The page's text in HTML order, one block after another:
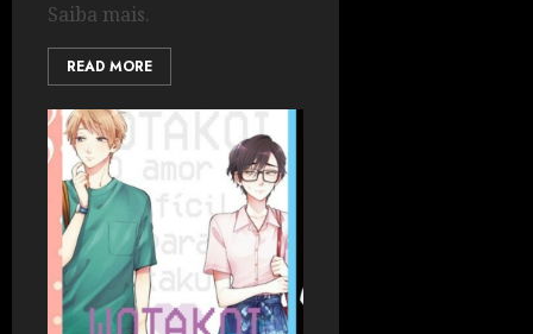
Saiba mais.
READ MORE